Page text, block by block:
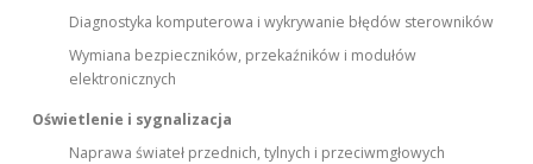
Diagnostyka komputerowa i wykrywanie błędów sterowników
Wymiana bezpieczników, przekaźników i modułów
elektronicznych
Oświetlenie i sygnalizacja
Naprawa świateł przednich, tylnych i przeciwmgłowych